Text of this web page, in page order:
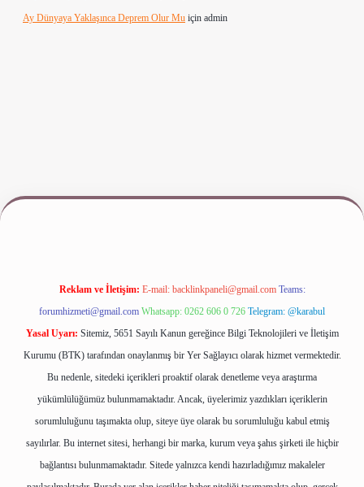
Ay Dünyaya Yaklaşınca Deprem Olur Mu için admin
www.betexper.xyz/
Reklam ve İletişim: E-mail: backlinkpaneli@gmail.com Teams:
forumhizmeti@gmail.com Whatsapp: 0262 606 0 726 Telegram: @karabul
Yasal Uyarı: Sitemiz, 5651 Sayılı Kanun gereğince Bilgi Teknolojileri ve İletişim
Kurumu (BTK) tarafından onaylanmış bir Yer Sağlayıcı olarak hizmet vermektedir.
Bu nedenle, sitedeki içerikleri proaktif olarak denetleme veya araştırma
yükümlülüğümüz bulunmamaktadır. Ancak, üyelerimiz yazdıkları içeriklerin
sorumluluğunu taşımakta olup, siteye üye olarak bu sorumluluğu kabul etmiş
sayılırlar. Bu internet sitesi, herhangi bir marka, kurum veya şahıs şirketi ile hiçbir
bağlantısı bulunmamaktadır. Sitede yalnızca kendi hazırladığımız makaleler